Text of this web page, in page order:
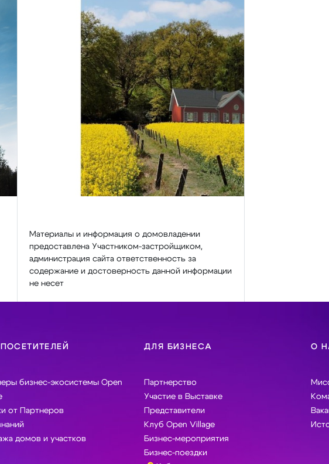
Материалы и информация о домовладении
предоставлена Участником-застройщиком,
администрация сайта ответственность за
содержание и достоверность данной информации
не несет
бизнес-экосистемы Open
от Партнеров
домов и участков
ДЛЯ БИЗНЕСА
Партнерство
Участие в Выставке
Представители
Клуб Open Village
Бизнес-мероприятия
Бизнес-поездки
О